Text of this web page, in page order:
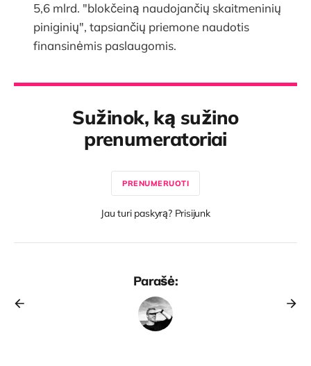
5,6 mlrd. "blokčeiną naudojančių skaitmeninių
piniginių", tapsiančių priemone naudotis
finansinėmis paslaugomis.
Sužinok, ką sužino
prenumeratoriai
PRENUMERUOTI
Jau turi paskyrą? Prisijunk
Parašė: